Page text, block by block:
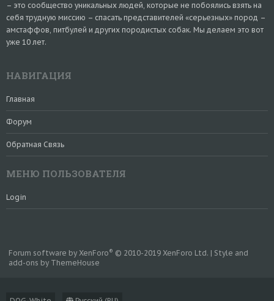
– это сообщество уникальных людей, которые не побоялись взять на
себя трудную миссию – спасать представителей «серьезных» пород –
амстаффов, питбулей и других породистых собак. Мы делаем это вот
уже 10 лет.
НАВИГАЦИЯ
Главная
Форум
Обратная Связь
МЕНЮ ПОЛЬЗОВАТЕЛЯ
Login
Forum software by XenForo® © 2010-2019 XenForo Ltd. | Style and
add-ons by ThemeHouse